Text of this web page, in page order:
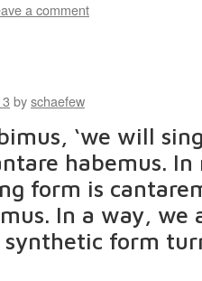
a comment
byschaefew
‘we will
habemus.
form is
In a way, we
synthetic form